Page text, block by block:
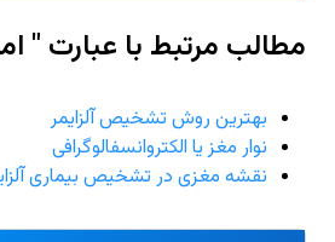
مطالب مرتبط با عبارت "
بهترین روش تشخیص آلزایمر
نوار مغز یا الکتروانسفالوگرافی
نقشه مغزی در تشخیص بیماری